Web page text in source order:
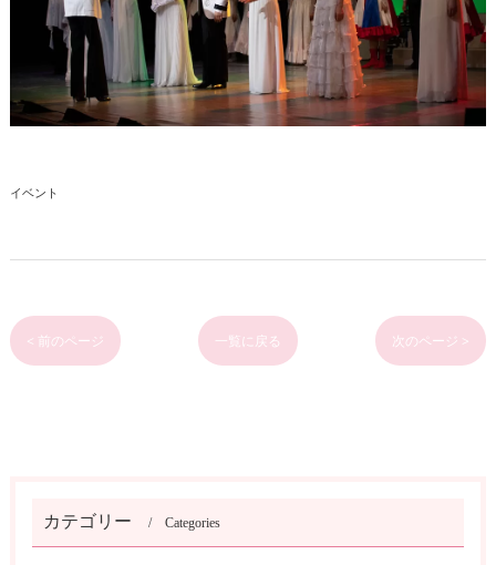
イベント
< 前のページ 一覧に戻る 次のページ >
カテゴリー Categories